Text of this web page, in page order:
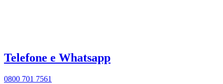
Telefone e Whatsapp
0800 701 7561